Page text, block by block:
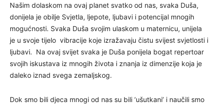
Našim dolaskom na ovaj planet svatko od nas, svaka Duša,
donijela je obilje Svjetla, ljepote, ljubavi i potencijal mnogih
mogućnosti. Svaka Duša svojim ulaskom u maternicu, unijela
je u svoje tijelo vibracije koje izražavaju čistu svijest svjetlosti i
ljubavi. Na ovaj svijet svaka je Duša ponijela bogat repertoar
svojih iskustava iz mnogih života i znanja iz dimenzije koja je
daleko iznad svega zemaljskog.
Dok smo bili djeca mnogi od nas su bili ‘ušutkani’ i naučili smo